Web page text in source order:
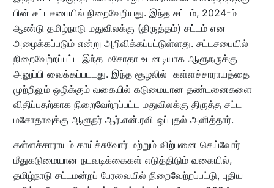
பின் சட்டசபையில் நிறைவேறியது. இந்த சட்டம், 2024-ம்
ஆண்டு தமிழ்நாடு மதுவிலக்கு (திருத்தம்) சட்டம் என
அழைக்கப்படும் என்று அறிவிக்கப்பட்டுள்ளது. சட்டசபையில்
நிறைவேற்றப்பட்ட இந்த மசோதா உடனடியாக ஆளுநருக்கு
அனுப்பி வைக்கப்படடது. இந்த சூழலில் கள்ளச்சாராயத்தை
முற்றிலும் ஒழிக்கும் வகையில் கடுமையான தண்டனைகளை
விதிப்பதற்காக நிறைவேற்றப்பட்ட மதுவிலக்கு திருத்த சட்ட
மசோதாவுக்கு ஆளுநர் ஆர்.என்.ரவி ஒப்புதல் அளித்தார்.
கள்ளச்சாராயம் காய்ச்சுவோர் மற்றும் விற்பனை செய்வோர்
மீதுகடுமையான நடவடிக்கைகள் எடுத்திடும் வகையில்,
தமிழ்நாடு சட்டமன்றப் பேரவையில் நிறைவேற்றப்பட்டு, புதிய